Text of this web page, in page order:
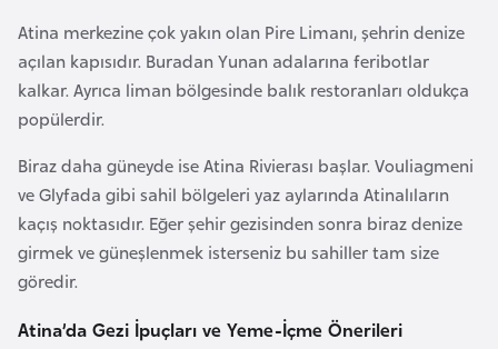
Atina merkezine çok yakın olan Pire Limanı, şehrin denize
açılan kapısıdır. Buradan Yunan adalarına feribotlar
kalkar. Ayrıca liman bölgesinde balık restoranları oldukça
popülerdir.
Biraz daha güneyde ise Atina Rivierası başlar. Vouliagmeni
ve Glyfada gibi sahil bölgeleri yaz aylarında Atinalıların
kaçış noktasıdır. Eğer şehir gezisinden sonra biraz denize
girmek ve güneşlenmek isterseniz bu sahiller tam size
göredir.
Atina’da Gezi İpuçları ve Yeme-İçme Önerileri
o
B
u
g
a
r
i
s
t